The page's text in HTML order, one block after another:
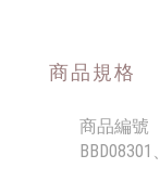
商品規格
商品編號
BBD08301